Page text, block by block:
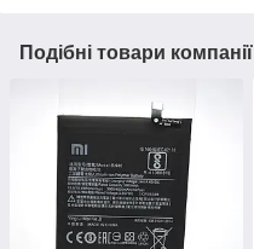
Подібні товари компанії